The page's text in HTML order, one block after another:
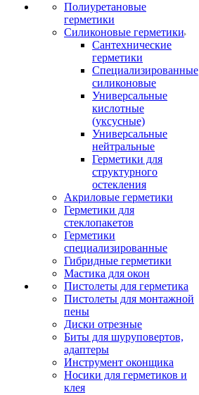
Полиуретановые
герметики
Силиконовые герметики
Сантехнические
герметики
Специализированные
силиконовые
Универсальные
кислотные
(уксусные)
Универсальные
нейтральные
Герметики для
структурного
остекления
Акриловые герметики
Герметики для
стеклопакетов
Герметики
специализированные
Гибридные герметики
Мастика для окон
Пистолеты для герметика
Пистолеты для монтажной
пены
Диски отрезные
Биты для шуруповертов,
адаптеры
Инструмент оконщика
Носики для герметиков и
клея